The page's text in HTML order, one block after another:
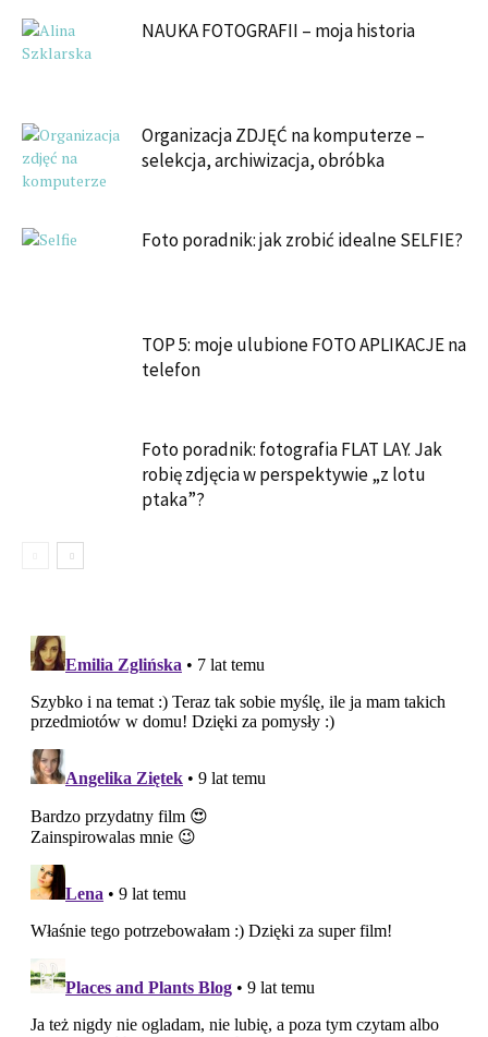
NAUKA FOTOGRAFII – moja historia
Organizacja ZDJĘĆ na komputerze –
selekcja, archiwizacja, obróbka
Foto poradnik: jak zrobić idealne SELFIE?
TOP 5: moje ulubione FOTO APLIKACJE na
telefon
Foto poradnik: fotografia FLAT LAY. Jak
robię zdjęcia w perspektywie „z lotu
ptaka”?